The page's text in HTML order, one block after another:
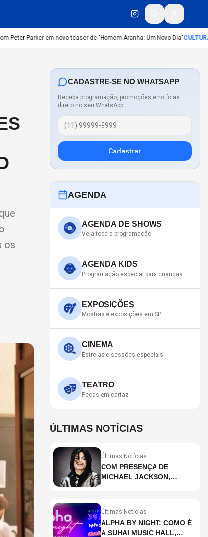
Parker em novo teaser de "Homem-Aranha: Um Novo Dia"CULTURA:
os
CADASTRE-SE NO WHATSAPP
Receba programação, promoções e notícias
direto no seu WhatsApp
Cadastrar
AGENDA
AGENDA DE SHOWS
Veja toda a programação
AGENDA KIDS
Programação especial para crianças
EXPOSIÇÕES
Mostras e exposições em SP
CINEMA
Estreias e sessões especiais
TEATRO
Peças em cartaz
ÚLTIMAS NOTÍCIAS
Últimas Notícias
COM PRESENÇA DE
MICHAEL JACKSON,
ATUALMENTE (DE 26 DE
Últimas Notícias
ALPHA BY NIGHT: COMO É
A SUHAI MUSIC HALL,